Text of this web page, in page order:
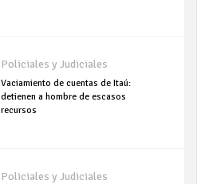
Policiales y Judiciales
Vaciamiento de cuentas de Itaú:
detienen a hombre de escasos
recursos
Policiales y Judiciales